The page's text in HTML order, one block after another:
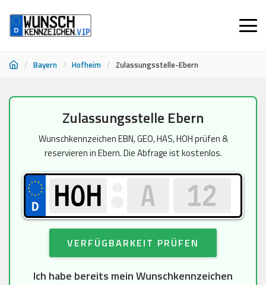
/ Bayern / Hofheim / Zulassungsstelle-Ebern
springen
Zulassungsstelle Ebern
Wunschkennzeichen EBN, GEO, HAS, HOH prüfen &
reservieren in Ebern. Die Abfrage ist kostenlos.
VERFÜGBARKEIT PRÜFEN
Ich habe bereits mein Wunschkennzeichen